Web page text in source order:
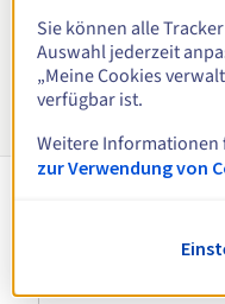
Alle
Registrierung
Sie können alle
Auswahl jederzeit
„Meine Cookies
verfügbar ist.
Weitere
zur Verwendung von